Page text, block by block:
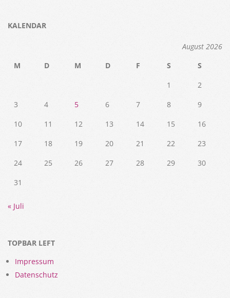
KALENDAR
August 2026
M
D M D F S
S
1
2
3
4 5 6 7 8
9
10
11 12 13 14 15
16
17
18 19 20 21 22
23
24
25 26 27 28 29
30
31
« Juli
TOPBAR LEFT
Impressum
Datenschutz